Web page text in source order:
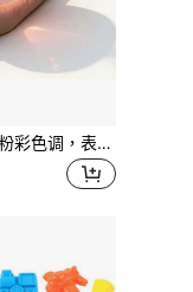
这款水晶苹果呈柔和的粉彩色调，表皮超薄，触感光滑细腻。它既可以作为可挤压的减压球，也可以作为触觉感官玩具。非常适合摆放在桌面上，是缓解办公室压力的绝佳礼物。